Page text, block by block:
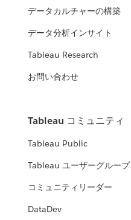
データカルチャーの構築
データ分析インサイト
Tableau Research
お問い合わせ
Tableau コミュニティ
Tableau Public
Tableau ユーザーグループ
コミュニティリーダー
DataDev